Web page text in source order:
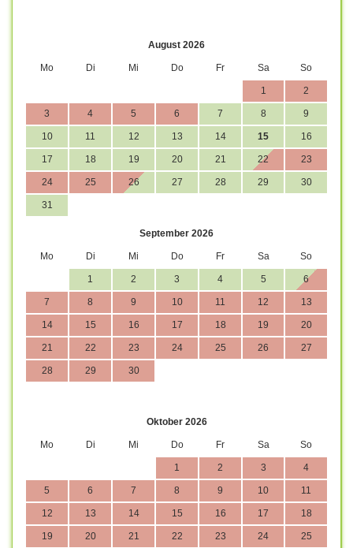
August 2026
Mo Di Mi Do Fr Sa So
1 2
3 4 5 6 7 8 9
10 11 12 13 14 15 16
17 18 19 20 21 22 23
24 25 26 27 28 29 30
31
September 2026
Mo Di Mi Do Fr Sa So
1 2 3 4 5 6
7 8 9 10 11 12 13
14 15 16 17 18 19 20
21 22 23 24 25 26 27
28 29 30
Oktober 2026
Mo Di Mi Do Fr Sa So
1 2 3 4
5 6 7 8 9 10 11
12 13 14 15 16 17 18
19 20 21 22 23 24 25